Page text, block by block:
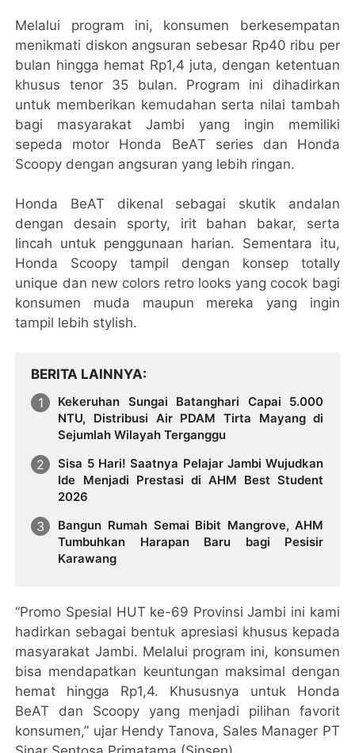
Melalui program ini, konsumen berkesempatan
menikmati diskon angsuran sebesar Rp40 ribu per
bulan hingga hemat Rp1,4 juta, dengan ketentuan
khusus tenor 35 bulan. Program ini dihadirkan
untuk memberikan kemudahan serta nilai tambah
bagi masyarakat Jambi yang ingin memiliki
sepeda motor Honda BeAT series dan Honda
Scoopy dengan angsuran yang lebih ringan.
Honda BeAT dikenal sebagai skutik andalan
dengan desain sporty, irit bahan bakar, serta
lincah untuk penggunaan harian. Sementara itu,
Honda Scoopy tampil dengan konsep totally
unique dan new colors retro looks yang cocok bagi
konsumen muda maupun mereka yang ingin
tampil lebih stylish.
BERITA LAINNYA
Kekeruhan Sungai Batanghari Capai 5.000
NTU, Distribusi Air PDAM Tirta Mayang di
Sejumlah Wilayah Terganggu
Sisa 5 Hari! Saatnya Pelajar Jambi Wujudkan
Ide Menjadi Prestasi di AHM Best Student
2026
Bangun Rumah Semai Bibit Mangrove, AHM
Tumbuhkan Harapan Baru bagi Pesisir
Karawang
“Promo Spesial HUT ke-69 Provinsi Jambi ini kami
hadirkan sebagai bentuk apresiasi khusus kepada
masyarakat Jambi. Melalui program ini, konsumen
bisa mendapatkan keuntungan maksimal dengan
hemat hingga Rp1,4. Khususnya untuk Honda
BeAT dan Scoopy yang menjadi pilihan favorit
konsumen,” ujar Hendy Tanova, Sales Manager PT